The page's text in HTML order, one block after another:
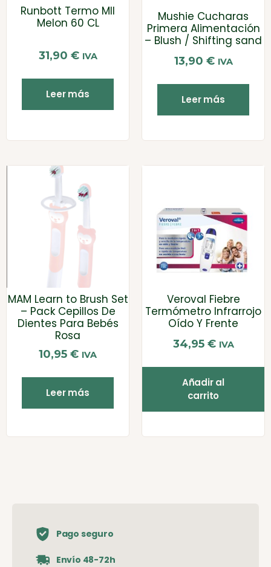
Runbott Termo MII
Melon 60 CL
31,90 € IVA
Leer más
Mushie Cucharas
Primera Alimentación
– Blush / Shifting sand
13,90 € IVA
Leer más
MAM Learn to Brush Set
– Pack Cepillos De
Dientes Para Bebés
Rosa
10,95 € IVA
Leer más
Veroval Fiebre
Termómetro Infrarrojo
Oído Y Frente
34,95 € IVA
Añadir al
carrito
Pago seguro
Envío 48-72h